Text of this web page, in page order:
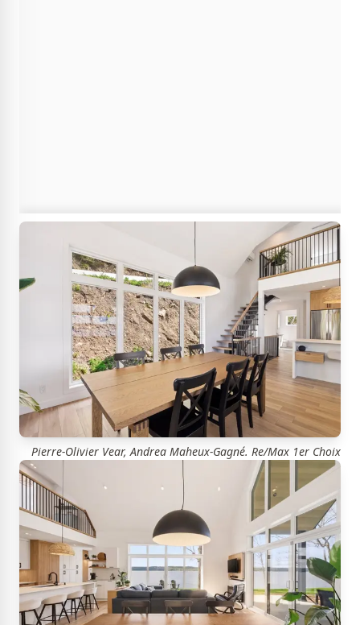
Pierre-Olivier Vear, Andrea Maheux-Gagné. Re/Max 1er Choix